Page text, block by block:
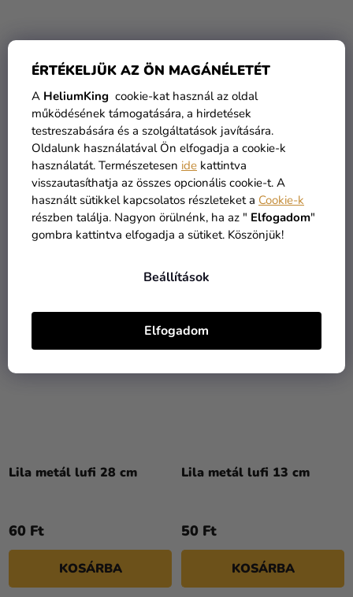
ÉRTÉKELJÜK AZ ÖN MAGÁNÉLETÉT
A HeliumKing cookie-kat használ az oldal
működésének támogatására, a hirdetések
testreszabására és a szolgáltatások javítására.
Oldalunk használatával Ön elfogadja a cookie-k
használatát. Természetesen ide kattintva
visszautasíthatja az összes opcionális cookie-t. A
használt sütikkel kapcsolatos részleteket a Cookie-k
részben találja. Nagyon örülnénk, ha az " Elfogadom"
gombra kattintva elfogadja a sütiket. Köszönjük!
Beállítások
Elfogadom
Karibi kék metál lufi - 28
60 Ft
Kék metál lufi 28 cm
60 Ft
Lila metál lufi 28 cm
60 Ft
KOSÁRBA
Lila metál lufi 13 cm
50 Ft
KOSÁRBA